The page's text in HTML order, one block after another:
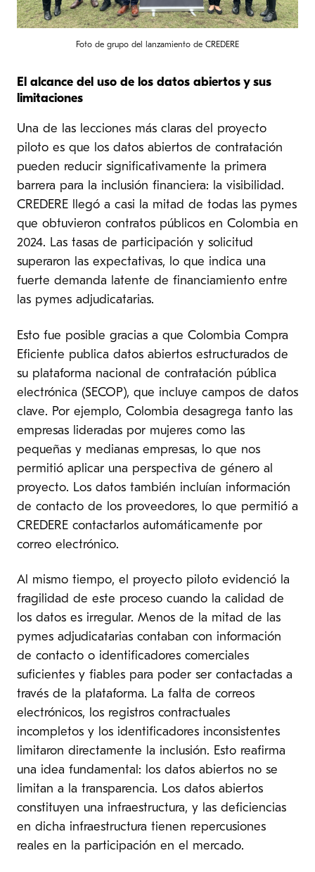
Foto de grupo del lanzamiento de CREDERE
El alcance del uso de los datos abiertos y sus
limitaciones
Una de las lecciones más claras del proyecto
piloto es que los datos abiertos de contratación
pueden reducir significativamente la primera
barrera para la inclusión financiera: la visibilidad.
CREDERE llegó a casi la mitad de todas las pymes
que obtuvieron contratos públicos en Colombia en
2024. Las tasas de participación y solicitud
superaron las expectativas, lo que indica una
fuerte demanda latente de financiamiento entre
las pymes adjudicatarias.
Esto fue posible gracias a que Colombia Compra
Eficiente publica datos abiertos estructurados de
su plataforma nacional de contratación pública
electrónica (SECOP), que incluye campos de datos
clave. Por ejemplo, Colombia desagrega tanto las
empresas lideradas por mujeres como las
pequeñas y medianas empresas, lo que nos
permitió aplicar una perspectiva de género al
proyecto. Los datos también incluían información
de contacto de los proveedores, lo que permitió a
CREDERE contactarlos automáticamente por
correo electrónico.
Al mismo tiempo, el proyecto piloto evidenció la
fragilidad de este proceso cuando la calidad de
los datos es irregular. Menos de la mitad de las
pymes adjudicatarias contaban con información
de contacto o identificadores comerciales
suficientes y fiables para poder ser contactadas a
través de la plataforma. La falta de correos
electrónicos, los registros contractuales
incompletos y los identificadores inconsistentes
limitaron directamente la inclusión. Esto reafirma
una idea fundamental: los datos abiertos no se
limitan a la transparencia. Los datos abiertos
constituyen una infraestructura, y las deficiencias
en dicha infraestructura tienen repercusiones
reales en la participación en el mercado.